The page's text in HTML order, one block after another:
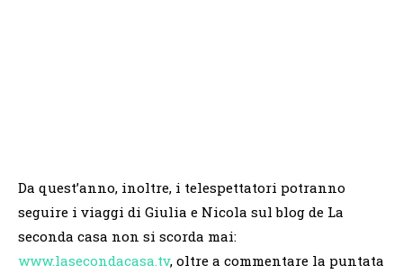
Da quest’anno, inoltre, i telespettatori potranno
seguire i viaggi di Giulia e Nicola sul blog de La
seconda casa non si scorda mai:
www.lasecondacasa.tv, oltre a commentare la puntata